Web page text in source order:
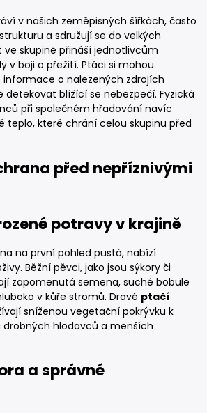
v našich zeměpisných šířkách, často
a sdružují se do velkých
ve skupině přináší jednotlivcům
v boji o přežití. Ptáci si mohou
o nalezených zdrojích
detekovat blížící se nebezpečí. Fyzická
při společném hřadování navíc
teplo, které chrání celou skupinu před
před nepříznivými
potravy v krajině
na první pohled pustá, nabízí
Běžní pěvci, jako jsou sýkory či
zapomenutá semena, suché bobule
v kůře stromů. Dravé ptačí
sníženou vegetační pokrývku k
hlodavců a menších
a správné